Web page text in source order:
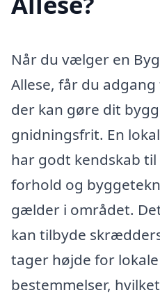
Når du vælger en
Allese, får du
der kan gøre dit
gnidningsfrit. En
har godt kendskab til
forhold og
gælder i området.
kan tilbyde
tager højde for
bestemmelser,